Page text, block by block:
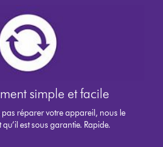
simple et facile
réparer votre appareil, nous le
est sous garantie. Rapide.